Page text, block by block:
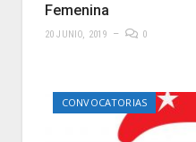
Femenina
20 JUNIO, 2019 0
CONVOCATORIAS